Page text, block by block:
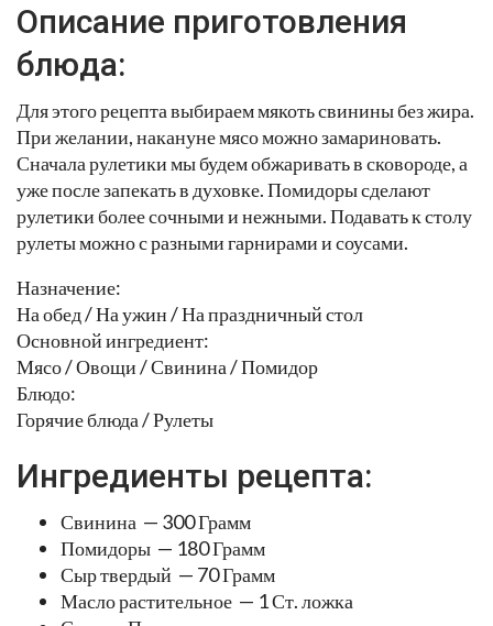
Описание приготовления
блюда:
Для этого рецепта выбираем мякоть свинины без жира.
При желании, накануне мясо можно замариновать.
Сначала рулетики мы будем обжаривать в сковороде, а
уже после запекать в духовке. Помидоры сделают
рулетики более сочными и нежными. Подавать к столу
рулеты можно с разными гарнирами и соусами.
Назначение:
На обед / На ужин / На праздничный стол
Основной ингредиент:
Мясо / Овощи / Свинина / Помидор
Блюдо:
Горячие блюда / Рулеты
Ингредиенты рецепта:
Свинина — 300 Грамм
Помидоры — 180 Грамм
Сыр твердый — 70 Грамм
Масло растительное — 1 Ст. ложка